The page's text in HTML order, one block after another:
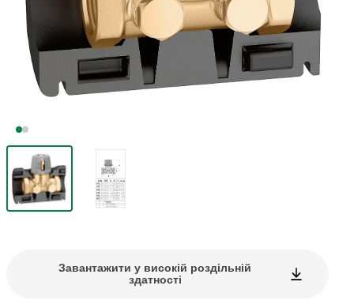
Завантажити у високій роздільній
здатності